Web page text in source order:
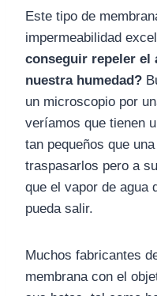
Este tipo de
impermeabilidad
conseguir repeler el
nuestra humedad?
un microscopio por
veríamos que tienen
tan pequeños que
traspasarlos pero a
que el vapor de agua
pueda salir.
Muchos fabricantes
membrana con el